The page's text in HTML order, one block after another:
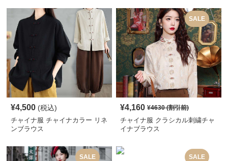
¥4,500 (税込)
チャイナ服 チャイナカラー リネ
ンブラウス
SALE
¥4,160 ¥4630(割引前)
チャイナ服 クラシカル刺繍チャ
イナブラウス
SALE SALE